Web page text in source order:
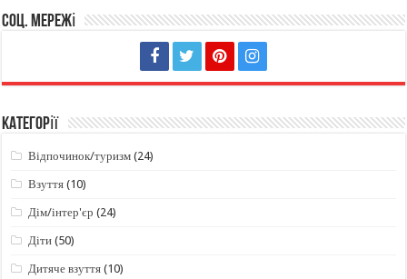
Соц. мережі
Категорії
Відпочинок/туризм (24)
Взуття (10)
Дім/інтер'єр (24)
Діти (50)
Дитяче взуття (10)